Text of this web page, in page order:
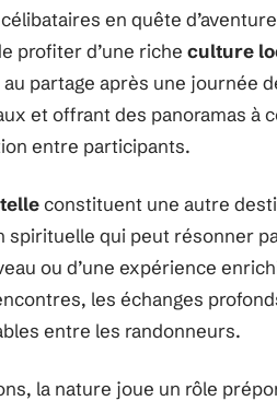
en quête
profiter d’une riche culture
partage après une journée
et offrant des panoramas
entre participants.
constituent une autre
spirituelle qui peut résonner
ou d’une expérience
les échanges
entre les randonneurs.
la nature joue un rôle